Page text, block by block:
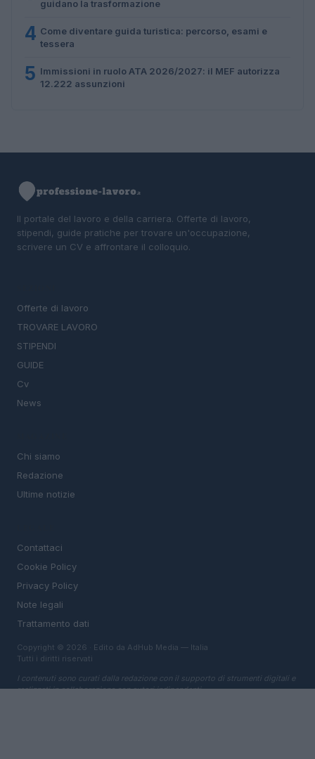
guidano la trasformazione
4 Come diventare guida turistica: percorso, esami e
tessera
5 Immissioni in ruolo ATA 2026/2027: il MEF autorizza
12.222 assunzioni
Il portale del lavoro e della carriera. Offerte di lavoro,
stipendi, guide pratiche per trovare un'occupazione,
scrivere un CV e affrontare il colloquio.
Offerte di lavoro
TROVARE LAVORO
STIPENDI
GUIDE
Cv
News
Chi siamo
Redazione
Ultime notizie
Contattaci
Cookie Policy
Privacy Policy
Note legali
Trattamento dati
Copyright © 2026 · Edito da AdHub Media — Italia
Tutti i diritti riservati
I contenuti sono curati dalla redazione con il supporto di strumenti digitali e
realizzati in collaborazione con autori indipendenti.